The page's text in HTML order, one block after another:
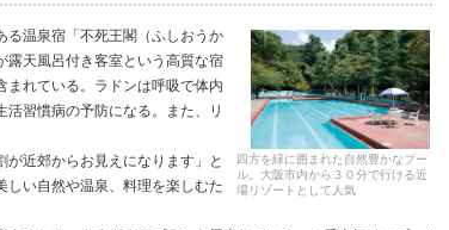
四方を緑に囲まれた自然豊かなプー
ル。大阪市内から３０分で行ける近
場リゾートとして人気
温泉宿「不死王閣（ふしおうか
露天風呂付き客室という高質な宿
まれている。ラドンは呼吸で体内
習慣病の予防になる。また、リ
近郊からお見えになります」と
しい自然や温泉、料理を楽しむた